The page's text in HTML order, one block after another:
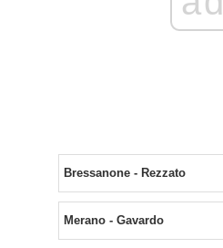
Bressanone - Rezzato
Merano - Gavardo